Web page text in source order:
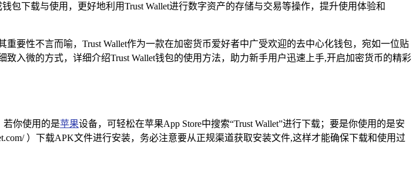
下载与使用，更好地利用Trust Wallet进行数字资产的存储与交易等操作，提升使用体验和
要性不言而喻，Trust Wallet作为一款在加密货币爱好者中广受欢迎的去中心化钱包，宛如一位贴
入微的方式，详细介绍Trust Wallet钱包的使用方法，助力新手用户迅速上手,开启加密货币的精彩
若你使用的是苹果设备，可轻松在苹果App Store中搜索“Trust Wallet”进行下载；要是你使用的是安
）下载APK文件进行安装，务必注意要从正规渠道获取安装文件,这样才能确保下载和使用过